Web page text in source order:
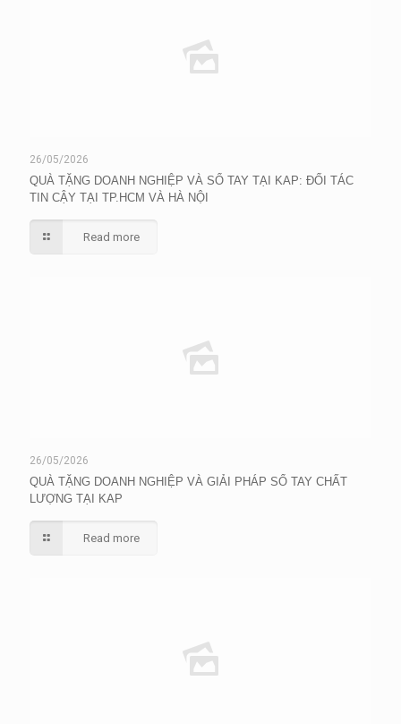
26/05/2026
QUÀ TẶNG DOANH NGHIỆP VÀ SỔ TAY TẠI KAP: ĐỐI TÁC
TIN CẬY TẠI TP.HCM VÀ HÀ NỘI
Read more
26/05/2026
QUÀ TẶNG DOANH NGHIỆP VÀ GIẢI PHÁP SỔ TAY CHẤT
LƯỢNG TẠI KAP
Read more